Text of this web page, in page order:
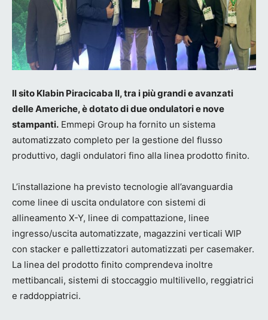
Il sito Klabin Piracicaba II, tra i più grandi e avanzati
delle Americhe, è dotato di due ondulatori e nove
stampanti. Emmepi Group ha fornito un sistema
automatizzato completo per la gestione del flusso
produttivo, dagli ondulatori fino alla linea prodotto finito.
L’installazione ha previsto tecnologie all’avanguardia
come linee di uscita ondulatore con sistemi di
allineamento X-Y, linee di compattazione, linee
ingresso/uscita automatizzate, magazzini verticali WIP
con stacker e pallettizzatori automatizzati per casemaker.
La linea del prodotto finito comprendeva inoltre
mettibancali, sistemi di stoccaggio multilivello, reggiatrici
e raddoppiatrici.